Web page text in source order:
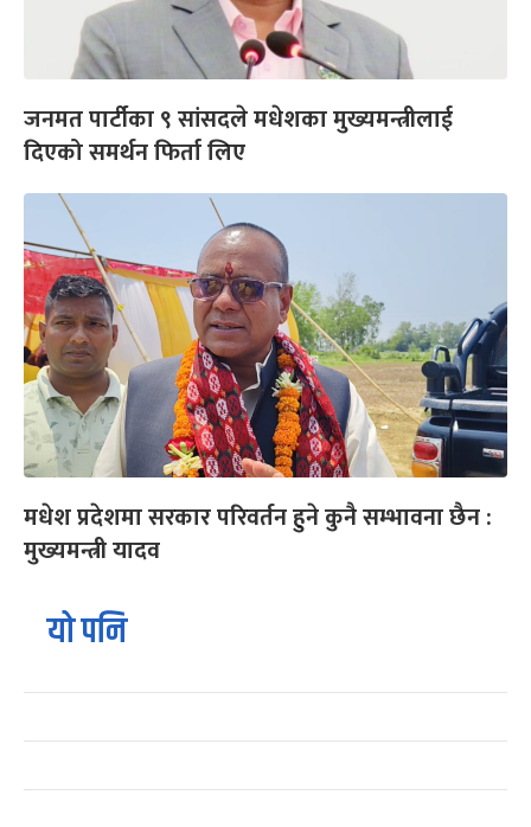
जनमत पार्टीका ९ सांसदले मधेशका मुख्यमन्त्रीलाई
दिएको समर्थन फिर्ता लिए
मधेश प्रदेशमा सरकार परिवर्तन हुने कुनै सम्भावना छैन :
मुख्यमन्त्री यादव
यो पनि